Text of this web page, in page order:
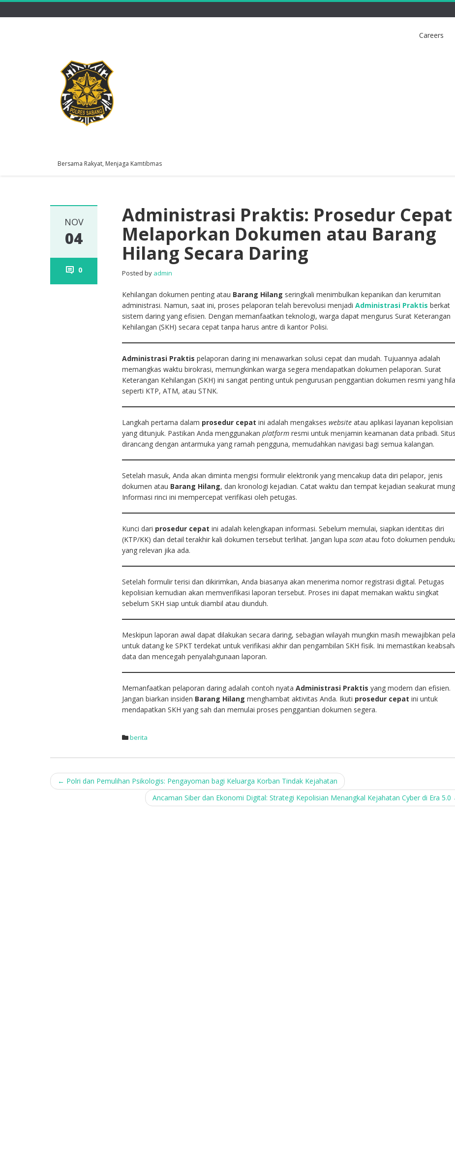
Bersama Rakyat, Menjaga Kamtibmas
Careers
NOV
04
0
Administrasi Praktis: Prosedur Cepat
Melaporkan Dokumen atau Barang
Hilang Secara Daring
Posted by admin
Kehilangan dokumen penting atau Barang Hilang seringkali menimbulkan kepanikan dan kerumitan
administrasi. Namun, saat ini, proses pelaporan telah berevolusi menjadiAdministrasi Praktis berkat
sistem daring yang efisien. Dengan memanfaatkan teknologi, warga dapat mengurus Surat Keterangan
Kehilangan (SKH) secara cepat tanpa harus antre di kantor Polisi.
Administrasi Praktis pelaporan daring ini menawarkan solusi cepat dan mudah. Tujuannya adalah
memangkas waktu birokrasi, memungkinkan warga segera mendapatkan dokumen pelaporan. Surat
Keterangan Kehilangan (SKH) ini sangat penting untuk pengurusan penggantian dokumen resmi yang
seperti KTP, ATM, atau STNK.
Langkah pertama dalam prosedur cepat ini adalah mengakseswebsite atau aplikasi layanan kepolisian
yang ditunjuk. Pastikan Anda menggunakanplatform resmi untuk menjamin keamanan data pribadi.
dirancang dengan antarmuka yang ramah pengguna, memudahkan navigasi bagi semua kalangan.
Setelah masuk, Anda akan diminta mengisi formulir elektronik yang mencakup data diri pelapor, jenis
dokumen atau Barang Hilang, dan kronologi kejadian. Catat waktu dan tempat kejadian seakurat
Informasi rinci ini mempercepat verifikasi oleh petugas.
Kunci dari prosedur cepat ini adalah kelengkapan informasi. Sebelum memulai, siapkan identitas diri
(KTP/KK) dan detail terakhir kali dokumen tersebut terlihat. Jangan lupascan atau foto dokumen
yang relevan jika ada.
Setelah formulir terisi dan dikirimkan, Anda biasanya akan menerima nomor registrasi digital. Petugas
kepolisian kemudian akan memverifikasi laporan tersebut. Proses ini dapat memakan waktu singkat
sebelum SKH siap untuk diambil atau diunduh.
Meskipun laporan awal dapat dilakukan secara daring, sebagian wilayah mungkin masih mewajibkan
untuk datang ke SPKT terdekat untuk verifikasi akhir dan pengambilan SKH fisik. Ini memastikan
data dan mencegah penyalahgunaan laporan.
Memanfaatkan pelaporan daring adalah contoh nyataAdministrasi Praktis yang modern dan efisien.
Jangan biarkan insiden Barang Hilang menghambat aktivitas Anda. Ikuti prosedur cepat ini untuk
mendapatkan SKH yang sah dan memulai proses penggantian dokumen segera.
berita
Post
← Polri dan Pemulihan Psikologis: Pengayoman bagi Keluarga Korban Tindak Kejahatan
Ancaman Siber dan Ekonomi Digital: Strategi Kepolisian Menangkal Kejahatan Cyber di Era 5.0